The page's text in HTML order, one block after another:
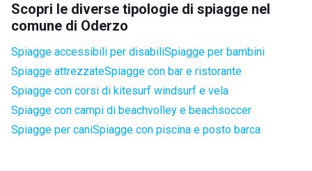
Scopri le diverse tipologie di spiagge nel
comune di Oderzo
Spiagge accessibili per disabiliSpiagge per bambini
Spiagge attrezzateSpiagge con bar e ristorante
Spiagge con corsi di kitesurf windsurf e vela
Spiagge con campi di beachvolley e beachsoccer
Spiagge per caniSpiagge con piscina e posto barca